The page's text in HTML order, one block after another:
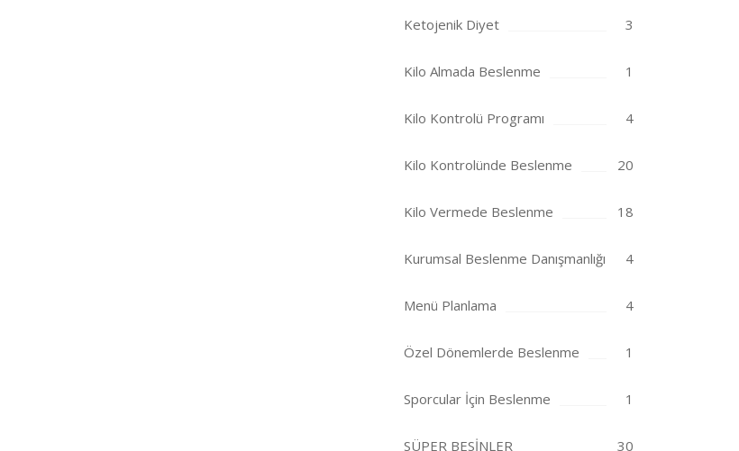
Ketojenik Diyet 3
Kilo Almada Beslenme 1
Kilo Kontrolü Programı 4
Kilo Kontrolünde Beslenme 20
Kilo Vermede Beslenme 18
Kurumsal Beslenme Danışmanlığı 4
Menü Planlama 4
Özel Dönemlerde Beslenme 1
Sporcular İçin Beslenme 1
SÜPER BESİNLER 30